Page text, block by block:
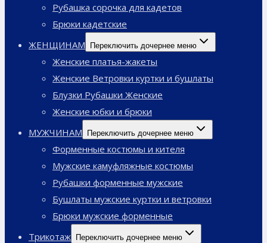
Рубашка сорочка для кадетов
Брюки кадетские
ЖЕНЩИНАМ
Переключить дочернее меню
Женские платья-жакеты
Женские Ветровки куртки и бушлаты
Блузки Рубашки Женские
Женские юбки и брюки
МУЖЧИНАМ
Переключить дочернее меню
Форменные костюмы и кителя
Мужские камуфляжные костюмы
Рубашки форменные мужские
Бушлаты мужские куртки и ветровки
Брюки мужские форменные
Трикотаж Переключить дочернее меню